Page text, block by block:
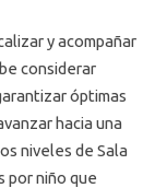
y acompañar
considerar
óptimas
hacia una
niveles de Sala
por niño que